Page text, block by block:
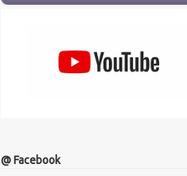
@ Facebook